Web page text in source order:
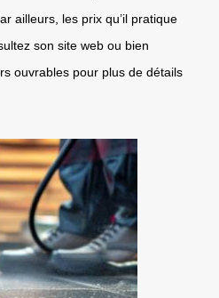
ailleurs, les prix qu’il pratique
son site web ou bien
ouvrables pour plus de détails